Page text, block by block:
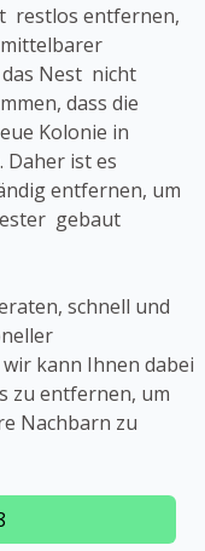
restlos entfernen,
Nest nicht
dass die
Kolonie in
ist es
entfernen, um
gebaut
schnell und
kann Ihnen dabei
zu entfernen, um
Nachbarn zu